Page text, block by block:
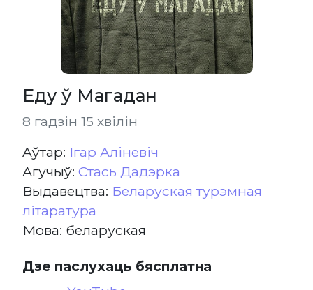
Еду ў Магадан
8 гадзін 15 хвілін
Aўтар: Ігар Аліневіч
Агучыў: Стась Дадэрка
Выдавецтва: Беларуская турэмная
літаратура
Мова: беларуская
Дзе паслухаць бясплатна